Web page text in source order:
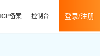
ICP备案 控制台 登录/注册